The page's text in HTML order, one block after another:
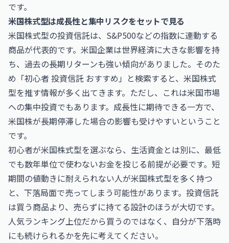
です。
米国株式型は成長性と集中リスクをセットで見る
米国株式型の投資信託は、S&P500などの指数に連動する
商品が代表的です。米国企業は世界経済に大きな影響を持
ち、過去の長期リターンも強い傾向がありました。そのた
め「初心者 投資信託 おすすめ」と検索すると、米国株式
型を推す情報が多く出てきます。ただし、これは米国市場
への集中投資でもあります。成長性に期待できる一方で、
米国株が長期停滞した場合の影響も受けやすいということ
です。
初心者が米国株式型を選ぶなら、生活資金とは別に、最低
でも数年単位で使わないお金を投じる前提が必要です。短
期間の値動きに耐えられない人が米国株式型を多く持つ
と、下落局面で売ってしまう可能性があります。投資信託
は買う商品より、売らずに持てる設計のほうが大切です。
人気ランキング上位だから買うのではなく、自分が下落時
にも続けられるかを先に考えてください。